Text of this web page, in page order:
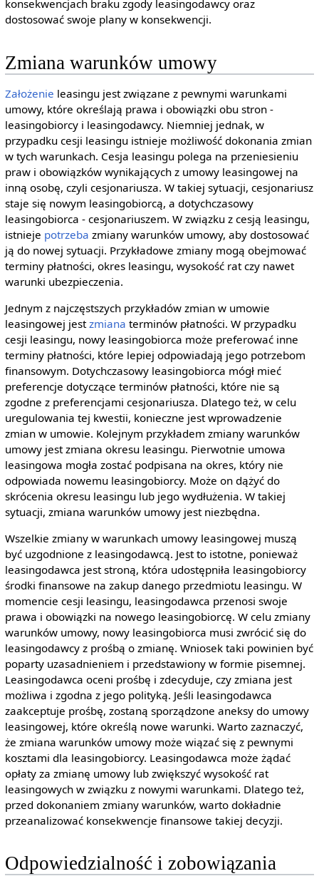
konsekwencjach braku zgody leasingodawcy oraz
dostosować swoje plany w konsekwencji.
Zmiana warunków umowy
Założenie leasingu jest związane z pewnymi warunkami
umowy, które określają prawa i obowiązki obu stron -
leasingobiorcy i leasingodawcy. Niemniej jednak, w
przypadku cesji leasingu istnieje możliwość dokonania zmian
w tych warunkach. Cesja leasingu polega na przeniesieniu
praw i obowiązków wynikających z umowy leasingowej na
inną osobę, czyli cesjonariusza. W takiej sytuacji, cesjonariusz
staje się nowym leasingobiorcą, a dotychczasowy
leasingobiorca - cesjonariuszem. W związku z cesją leasingu,
istnieje potrzeba zmiany warunków umowy, aby dostosować
ją do nowej sytuacji. Przykładowe zmiany mogą obejmować
terminy płatności, okres leasingu, wysokość rat czy nawet
warunki ubezpieczenia.
Jednym z najczęstszych przykładów zmian w umowie
leasingowej jestzmiana terminów płatności. W przypadku
cesji leasingu, nowy leasingobiorca może preferować inne
terminy płatności, które lepiej odpowiadają jego potrzebom
finansowym. Dotychczasowy leasingobiorca mógł mieć
preferencje dotyczące terminów płatności, które nie są
zgodne z preferencjami cesjonariusza. Dlatego też, w celu
uregulowania tej kwestii, konieczne jest wprowadzenie
zmian w umowie. Kolejnym przykładem zmiany warunków
umowy jest zmiana okresu leasingu. Pierwotnie umowa
leasingowa mogła zostać podpisana na okres, który nie
odpowiada nowemu leasingobiorcy. Może on dążyć do
skrócenia okresu leasingu lub jego wydłużenia. W takiej
sytuacji, zmiana warunków umowy jest niezbędna.
Wszelkie zmiany w warunkach umowy leasingowej muszą
być uzgodnione z leasingodawcą. Jest to istotne, ponieważ
leasingodawca jest stroną, która udostępniła leasingobiorcy
środki finansowe na zakup danego przedmiotu leasingu. W
momencie cesji leasingu, leasingodawca przenosi swoje
prawa i obowiązki na nowego leasingobiorcę. W celu zmiany
warunków umowy, nowy leasingobiorca musi zwrócić się do
leasingodawcy z prośbą o zmianę. Wniosek taki powinien być
poparty uzasadnieniem i przedstawiony w formie pisemnej.
Leasingodawca oceni prośbę i zdecyduje, czy zmiana jest
możliwa i zgodna z jego polityką. Jeśli leasingodawca
zaakceptuje prośbę, zostaną sporządzone aneksy do umowy
leasingowej, które określą nowe warunki. Warto zaznaczyć,
że zmiana warunków umowy może wiązać się z pewnymi
kosztami dla leasingobiorcy. Leasingodawca może żądać
opłaty za zmianę umowy lub zwiększyć wysokość rat
leasingowych w związku z nowymi warunkami. Dlatego też,
przed dokonaniem zmiany warunków, warto dokładnie
przeanalizować konsekwencje finansowe takiej decyzji.
Odpowiedzialność i zobowiązania